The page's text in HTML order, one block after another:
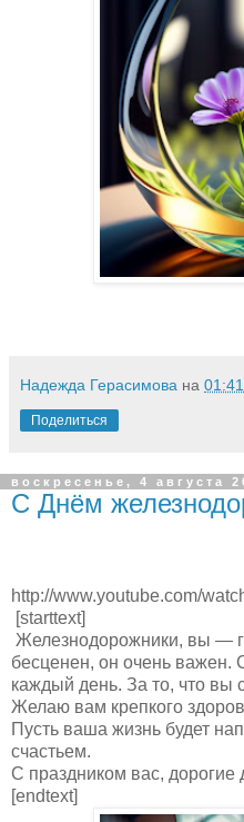
Надежда Герасимова на 01:41
Поделиться
воскресенье, 4 августа
С Днём
http://www.youtube.com/
[starttext]
Железнодорожники, вы —
бесценен, он очень важен.
каждый день. За то, что вы
Желаю вам крепкого
Пусть ваша жизнь будет
счастьем.
С праздником вас, дорогие
[endtext]